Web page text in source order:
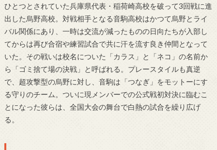
ひとつとされていた兵庫県代表・稲荷崎高校を破って3回戦に進
出した烏野高校。対戦相手となる音駒高校はかつて烏野とライ
バル関係にあり、一時は交流が減ったものの日向たちが入部し
てからは再び合宿や練習試合で共に汗を流す良き仲間となって
いた。その戦いは校名についた「カラス」と「ネコ」の名前か
ら「ゴミ捨て場の決戦」と呼ばれる。プレースタイルも真逆
で、超攻撃型の烏野に対し、音駒は「つなぎ」をモットーにす
る守りのチーム。ついに現メンバーでの公式戦初対決に臨むこ
とになった彼らは、全国大会の舞台で白熱の試合を繰り広げ
る。